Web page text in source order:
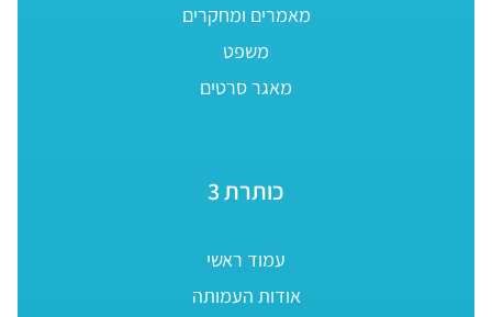
מאמרים ומחקרים
משפט
מאגר סרטים
כותרת 3
עמוד ראשי
אודות העמותה